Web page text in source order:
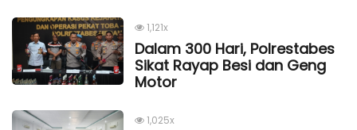
1,121x
Dalam 300 Hari, Polrestabes
Sikat Rayap Besi dan Geng
Motor
1,025x